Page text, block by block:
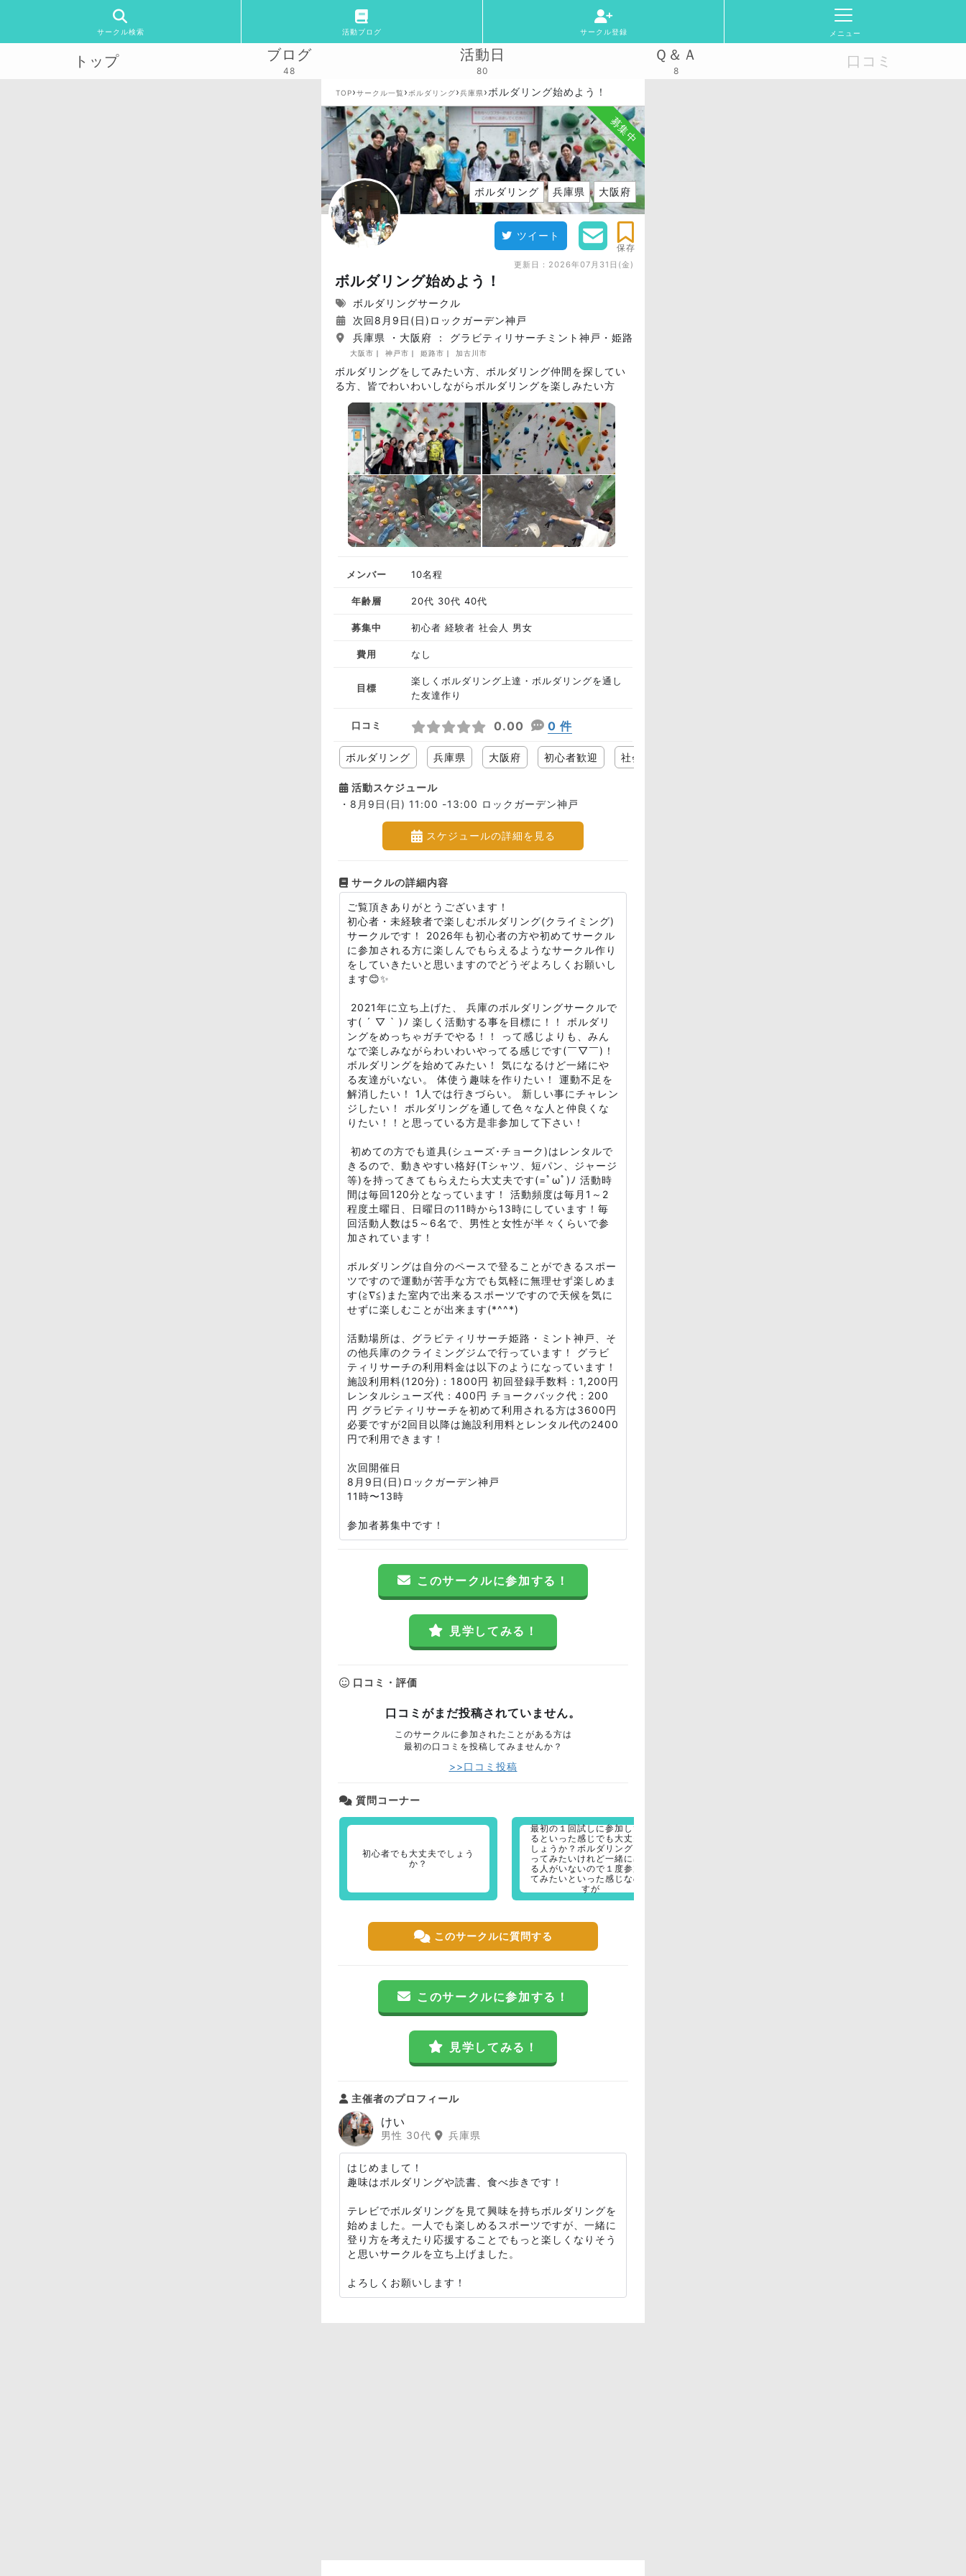
サークル検索 活動ブログ サークル登録 メニュー
トップ ブログ
48
活動日
80
Ｑ＆Ａ
8
口コミ
TOP›サークル一覧 › ボルダリング›兵庫県›ボルダリング始めよう！
募集中
ボルダリング 兵庫県 大阪府
ツイート
保存
更新日： 2026年07月31日(金)
ボルダリング始めよう！
ボルダリングサークル
次回8月9日(日)ロックガーデン神戸
兵庫県 ・大阪府 ： グラビティリサーチミント神戸・姫路、その他兵庫のクライミングジム
大阪市 神戸市 姫路市 加古川市
ボルダリングをしてみたい方、ボルダリング仲間を探してい
る方、皆でわいわいしながらボルダリングを楽しみたい方
メンバー 10名程
年齢層 20代 30代 40代
募集中 初心者 経験者 社会人 男女
費用 なし
目標
楽しくボルダリング上達・ボルダリングを通し
た友達作り
口コミ 0.00 0 件
ボルダリング 兵庫県 大阪府 初心者歓迎 社会人サークル
活動スケジュール
・8月9日(日) 11:00 -13:00 ロックガーデン神戸
スケジュールの詳細を見る
サークルの詳細内容
ご覧頂きありがとうございます！
初心者・未経験者で楽しむボルダリング(クライミング)
サークルです！ 2026年も初心者の方や初めてサークル
に参加される方に楽しんでもらえるようなサークル作り
をしていきたいと思いますのでどうぞよろしくお願いし
ます😊✨
2021年に立ち上げた、 兵庫のボルダリングサークルで
す( ´ ▽ ` )ﾉ 楽しく活動する事を目標に！！ ボルダリ
ングをめっちゃガチでやる！！ って感じよりも、みん
なで楽しみながらわいわいやってる感じです(￣▽￣)！
ボルダリングを始めてみたい！ 気になるけど一緒にや
る友達がいない。 体使う趣味を作りたい！ 運動不足を
解消したい！ 1人では行きづらい。 新しい事にチャレン
ジしたい！ ボルダリングを通して色々な人と仲良くな
りたい！！と思っている方是非参加して下さい！
初めての方でも道具(シューズ･チョーク)はレンタルで
きるので、動きやすい格好(Tシャツ、短パン、ジャージ
等)を持ってきてもらえたら大丈夫です(=ﾟωﾟ)ﾉ 活動時
間は毎回120分となっています！ 活動頻度は毎月1～2
程度土曜日、日曜日の11時から13時にしています！毎
回活動人数は5～6名で、男性と女性が半々くらいで参
加されています！
ボルダリングは自分のペースで登ることができるスポー
ツですので運動が苦手な方でも気軽に無理せず楽しめま
す(≧∇≦)また室内で出来るスポーツですので天候を気に
せずに楽しむことが出来ます(*^^*)
活動場所は、グラビティリサーチ姫路・ミント神戸、そ
の他兵庫のクライミングジムで行っています！ グラビ
ティリサーチの利用料金は以下のようになっています！
施設利用料(120分)：1800円 初回登録手数料：1,200円
レンタルシューズ代：400円 チョークバック代：200
円 グラビティリサーチを初めて利用される方は3600円
必要ですが2回目以降は施設利用料とレンタル代の2400
円で利用できます！
次回開催日
8月9日(日)ロックガーデン神戸
11時〜13時
参加者募集中です！
このサークルに参加する！
見学してみる！
口コミ・評価
口コミがまだ投稿されていません。
このサークルに参加されたことがある方は
最初の口コミを投稿してみませんか？
>>口コミ投稿
質問コーナー
初心者でも大丈夫でしょう
か？
最初の１回試しに参加してみ
るといった感じでも大丈夫で
しょうか？ボルダリングをや
ってみたいけれど一緒に出来
る人がいないので１度参加し
てみたいといった感じなので
すが
このサークルに質問する
このサークルに参加する！
見学してみる！
主催者のプロフィール
けい
男性 30代 兵庫県
はじめまして！
趣味はボルダリングや読書、食べ歩きです！
テレビでボルダリングを見て興味を持ちボルダリングを
始めました。一人でも楽しめるスポーツですが、一緒に
登り方を考えたり応援することでもっと楽しくなりそう
と思いサークルを立ち上げました。
よろしくお願いします！